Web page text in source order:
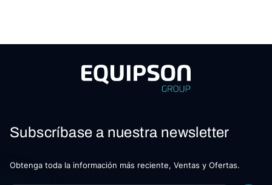
Subscríbase a nuestra newsletter
Obtenga toda la información más reciente, Ventas y Ofertas.